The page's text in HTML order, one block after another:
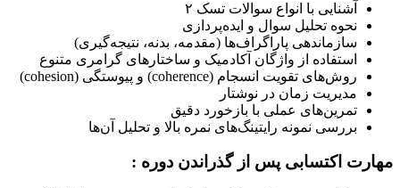
آشنایی با انواع سوالات تسک ۲
نحوه تحلیل سوال و ایده‌پردازی
سازماندهی پاراگراف‌ها (مقدمه، بدنه، نتیجه‌گیری)
استفاده از واژگان آکادمیک و ساختارهای گرامری متنوع
روش‌های تقویت انسجام (coherence) و پیوستگی (cohesion)
مدیریت زمان در نوشتار
تمرین‌های عملی با بازخورد دقیق
بررسی نمونه رایتینگ‌های نمره بالا و تحلیل آن‌ها
مهارت اکتسابی پس از گذراندن دوره :